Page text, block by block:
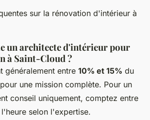
un architecte d'intérieur pour
à Saint-Cloud ?
généralement entre 10% et 15% du
une mission complète. Pour un
conseil uniquement, comptez entre
selon l'expertise.